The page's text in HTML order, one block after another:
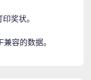
奖状。
容的数据。